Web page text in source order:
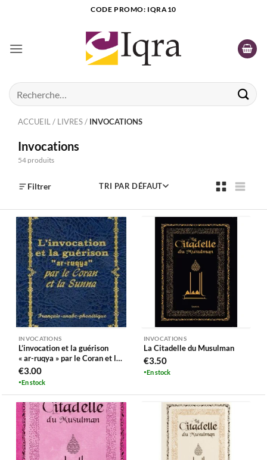
CODE PROMO: IQRA10
Recherche
pour :
ACCUEIL / LIVRES/ INVOCATIONS
Invocations
54 produits
Filtrer TRI PAR DÉFAUT
INVOCATIONS
L’invocation et la guérison
« ar-ruqya » par le Coran et la
sunna
€3.00
En stock
INVOCATIONS
La Citadelle du Musulman
€3.50
En stock